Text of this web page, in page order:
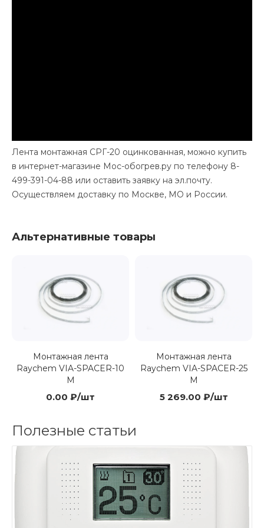
Лента монтажная СРГ-20 оцинкованная, можно купить
в интернет-магазине Мос-обогрев.ру по телефону 8-
499-391-04-88 или оставить заявку на эл.почту.
Осуществляем доставку по Москве, МО и России.
Альтернативные товары
Монтажная лента
Raychem VIA-SPACER-10
M
0.00 ₽/шт
Монтажная лента
Raychem VIA-SPACER-25
M
5 269.00 ₽/шт
Полезные статьи